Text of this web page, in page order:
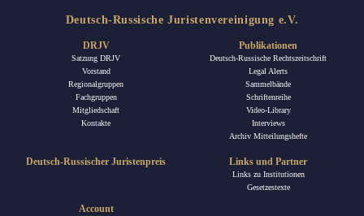
Deutsch-Russische Juristenvereinigung e.V.
DRJV
Satzung DRJV
Vorstand
Regionalgruppen
Fachgruppen
Mitgliedschaft
Kontakte
Publikationen
Deutsch-Russische Rechtszeitschrift
Legal Alerts
Sammelbände
Schriftenreihe
Video-Library
Interviews
Archiv Mitteilungshefte
Deutsch-Russischer Juristenpreis
Account
Links und Partner
Links zu Institutionen
Gesetzestexte